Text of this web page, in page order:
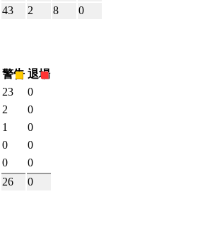
43 2 8 0
警告 退場
23
0
2
0
1
0
0
0
0
0
26 0